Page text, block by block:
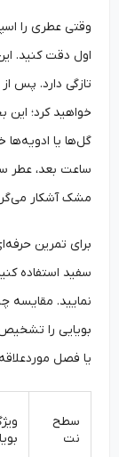
وقتی عطری را اسپری
اول دقت کنید. این
تازگی دارد. پس از
خواهید کرد؛ این
گل‌ها یا ادویه‌ها
ساعت بعد، عطر
مشک آشکار
نمایید. مقایسه چند
بویایی را تشخیص
یا فصل
سطح
بویایی